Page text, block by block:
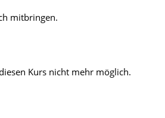
mitbringen.
Kurs nicht mehr möglich.